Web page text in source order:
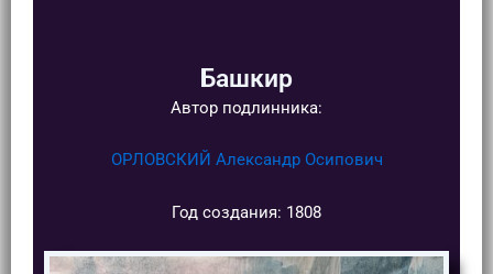
Башкир
Автор подлинника:
ОРЛОВСКИЙ Александр Осипович
Год создания: 1808